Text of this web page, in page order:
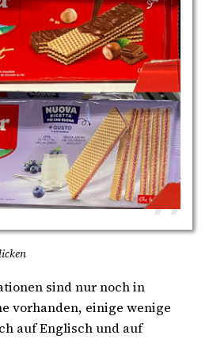
sind nur noch in
vorhanden, einige wenige
auf Englisch und auf